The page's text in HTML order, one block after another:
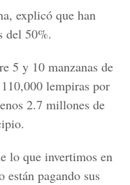
explicó que han
del 50%.
5 y 10 manzanas de
lempiras por
2.7 millones de
lo que invertimos en
están pagando sus